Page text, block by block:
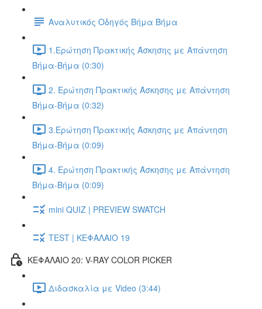
Αναλυτικός Οδηγός Βήμα Βήμα
1.Ερώτηση Πρακτικής Άσκησης με Απάντηση
Βήμα-Βήμα (0:30)
2. Ερώτηση Πρακτικής Άσκησης με Απάντηση
Βήμα-Βήμα (0:32)
3.Ερώτηση Πρακτικής Άσκησης με Απάντηση
Βήμα-Βήμα (0:09)
4. Ερώτηση Πρακτικής Άσκησης με Απάντηση
Βήμα-Βήμα (0:09)
mini QUIZ | PREVIEW SWATCH
TEST | ΚΕΦΑΛΑΙΟ 19
ΚΕΦΑΛΑΙΟ 20: V-RAY COLOR PICKER
Διδασκαλία με Video (3:44)